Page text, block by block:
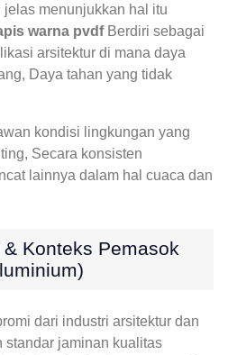
menunjukkan hal itu
warna pvdfBerdiri sebagai
arsitektur di mana daya
Daya tahan yang tidak
kondisi lingkungan yang
Secara konsisten
lainnya dalam hal cuaca dan
Konteks Pemasok
dari industri arsitektur dan
standar jaminan kualitas